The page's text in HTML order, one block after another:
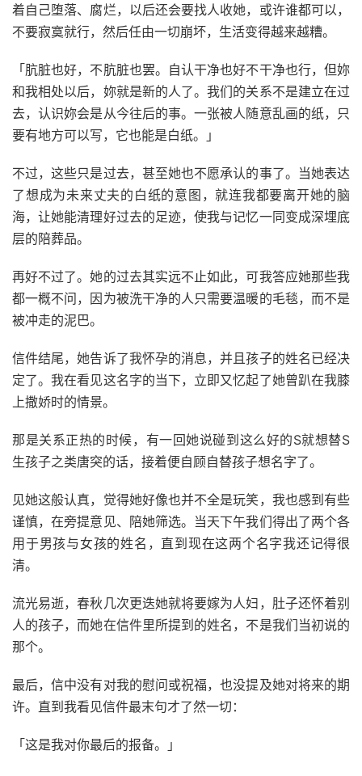
着自己堕落、腐烂，以后还会要找人收她，或许谁都可以，
不要寂寞就行，然后任由一切崩坏，生活变得越来越糟。
「肮脏也好，不肮脏也罢。自认干净也好不干净也行，但妳
和我相处以后，妳就是新的人了。我们的关系不是建立在过
去，认识妳会是从今往后的事。一张被人随意乱画的纸，只
要有地方可以写，它也能是白纸。」
不过，这些只是过去，甚至她也不愿承认的事了。当她表达
了想成为未来丈夫的白纸的意图，就连我都要离开她的脑
海，让她能清理好过去的足迹，使我与记忆一同变成深埋底
层的陪葬品。
再好不过了。她的过去其实远不止如此，可我答应她那些我
都一概不问，因为被洗干净的人只需要温暖的毛毯，而不是
被冲走的泥巴。
信件结尾，她告诉了我怀孕的消息，并且孩子的姓名已经决
定了。我在看见这名字的当下，立即又忆起了她曾趴在我膝
上撒娇时的情景。
那是关系正热的时候，有一回她说碰到这么好的S就想替S
生孩子之类唐突的话，接着便自顾自替孩子想名字了。
见她这般认真，觉得她好像也并不全是玩笑，我也感到有些
谨慎，在旁提意见、陪她筛选。当天下午我们得出了两个各
用于男孩与女孩的姓名，直到现在这两个名字我还记得很
清。
流光易逝，春秋几次更迭她就将要嫁为人妇，肚子还怀着别
人的孩子，而她在信件里所提到的姓名，不是我们当初说的
那个。
最后，信中没有对我的慰问或祝福，也没提及她对将来的期
许。直到我看见信件最末句才了然一切：
「这是我对你最后的报备。」